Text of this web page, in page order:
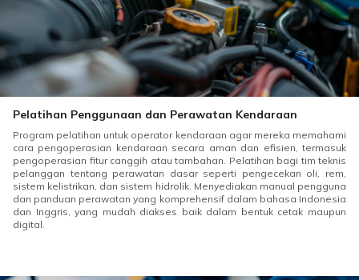
Pelatihan Penggunaan dan Perawatan Kendaraan
Program pelatihan untuk operator kendaraan agar mereka memahami
cara pengoperasian kendaraan secara aman dan efisien, termasuk
pengoperasian fitur canggih atau tambahan. Pelatihan bagi tim teknis
pelanggan tentang perawatan dasar seperti pengecekan oli, rem,
sistem kelistrikan, dan sistem hidrolik. Menyediakan manual pengguna
dan panduan perawatan yang komprehensif dalam bahasa Indonesia
dan Inggris, yang mudah diakses baik dalam bentuk cetak maupun
digital.